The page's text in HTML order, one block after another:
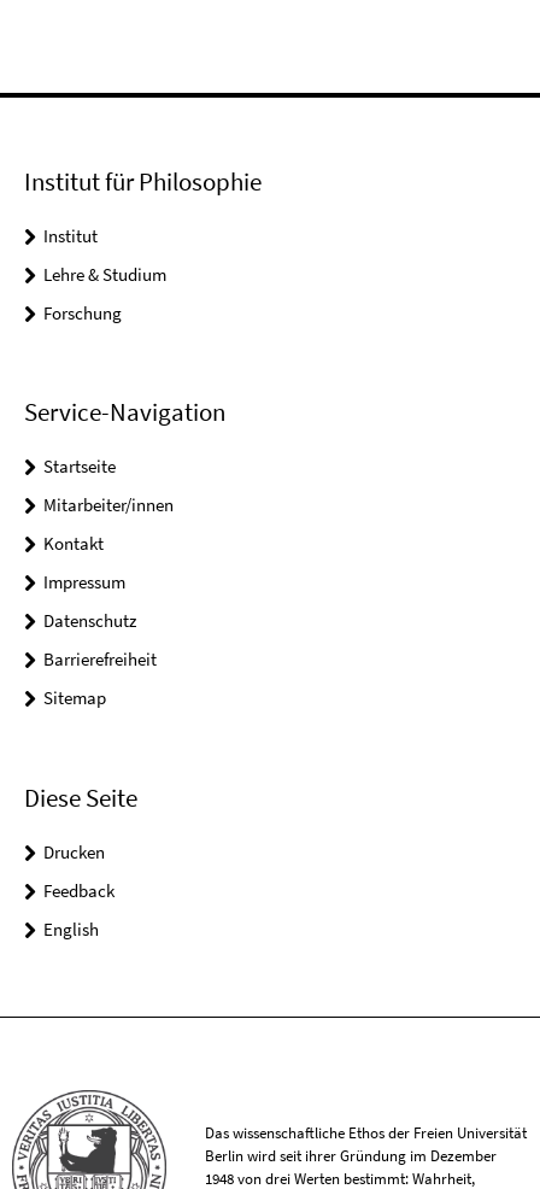
Institut für Philosophie
Institut
Lehre & Studium
Forschung
Service-Navigation
Startseite
Mitarbeiter/innen
Kontakt
Impressum
Datenschutz
Barrierefreiheit
Sitemap
Diese Seite
Drucken
Feedback
English
Das wissenschaftliche Ethos der Freien Universität
Berlin wird seit ihrer Gründung im Dezember
1948 von drei Werten bestimmt: Wahrheit,